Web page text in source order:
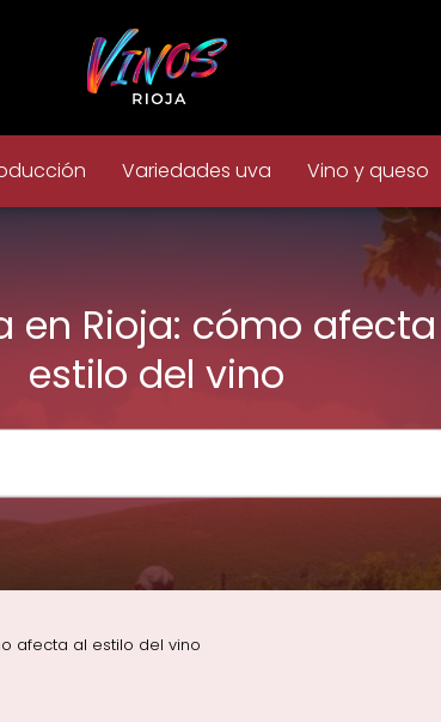
Variedades uva Vino y queso
en Rioja: cómo
estilo del vino
afecta al estilo del vino